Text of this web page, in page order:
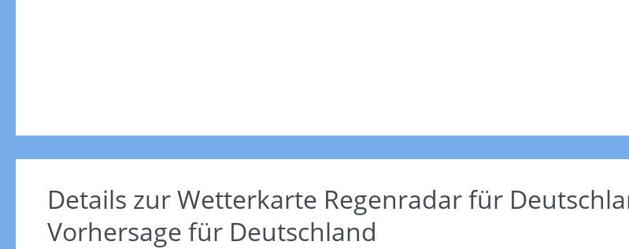
Details zur Wetterkarte Regenradar für
Vorhersage für Deutschland